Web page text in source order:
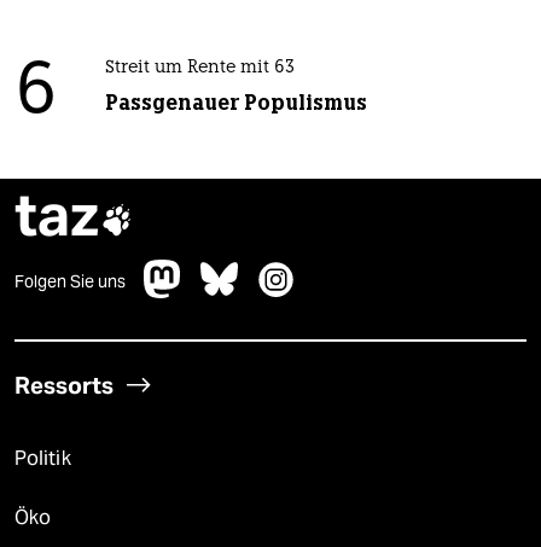
6 Streit um Rente mit 63
Passgenauer Populismus
taz
Folgen Sie uns
Ressorts
Politik
Öko